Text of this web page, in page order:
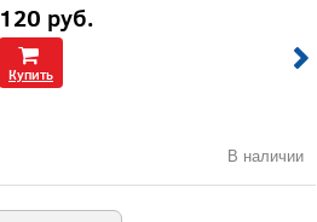
120 руб.
Купить
В наличии